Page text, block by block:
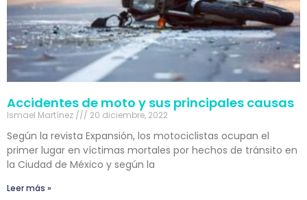
Accidentes de moto y sus principales causas
Ismael Martínez 20 diciembre, 2022
Según la revista Expansión, los motociclistas ocupan el
primer lugar en víctimas mortales por hechos de tránsito en
la Ciudad de México y según la
Leer más »